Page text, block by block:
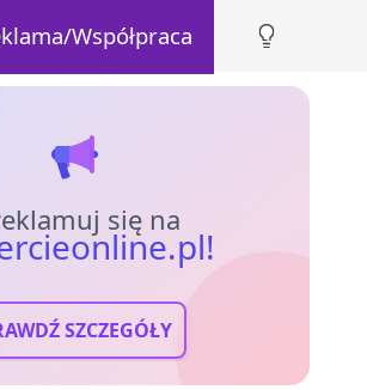
Współpraca
się na
SZCZEGÓŁY